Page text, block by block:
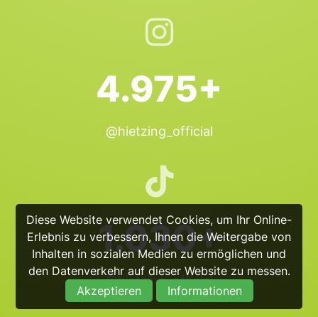
Diese Website verwendet Cookies, um Ihr Online-
Erlebnis zu verbessern, Ihnen die Weitergabe von
Inhalten in sozialen Medien zu ermöglichen und
den Datenverkehr auf dieser Website zu messen.
Akzeptieren
Informationen
4.975+
@hietzing_official
1.030+
@hietzing_official